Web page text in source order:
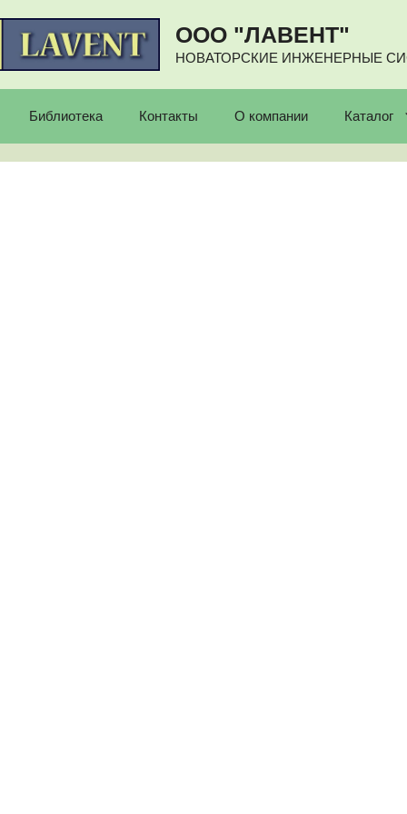
ООО "ЛАВЕНТ"
НОВАТОРСКИЕ ИНЖЕНЕРНЫЕ
Библиотека Контакты О компании Каталог